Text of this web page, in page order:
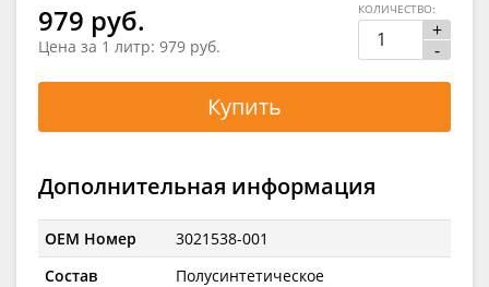
979 руб.
Цена за 1 литр: 979 руб.
+
-
КОЛИЧЕСТВО:
Купить
Дополнительная информация
OEM Номер
3021538-001
Состав
Полусинтетическое